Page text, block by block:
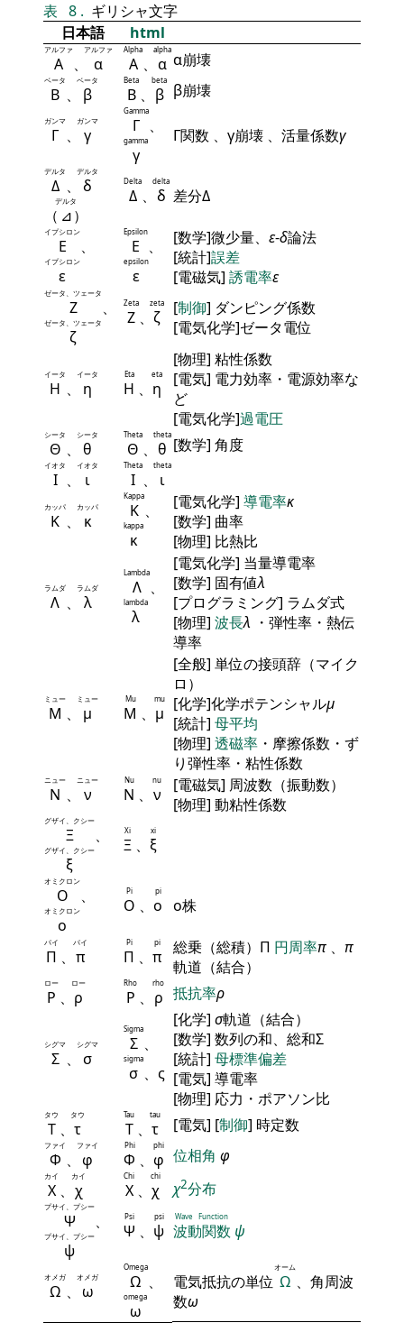
表 8 . ギリシャ文字
日本語
html
Α
アルファ
、 α
アルファ
Α
Alpha
、 α
alpha
α崩壊
Β
ベータ
、 β
ベータ
Β
Beta
、 β
beta
β崩壊
Γ
ガンマ
、 γ
ガンマ Γ
Gamma
、
γ
gamma Γ関数 、γ崩壊 、活量係数γ
Δ
デルタ
、 δ
デルタ
（ ⊿
デルタ
）
Δ
Delta
、 δ
delta
差分Δ
Ε
イプシロン
、
ε
イプシロン
Ε
Epsilon
、
ε
epsilon
[数学]微少量、 ε-δ論法
[統計]誤差
[電磁気] 誘電率ε
Ζ
ゼータ、ツェータ
、
ζ
ゼータ、ツェータ Ζ
Zeta
、 ζ
zeta [制御] ダンピング係数
[電気化学]ゼータ電位
Η
イータ
、 η
イータ
Η
Eta
、 η
eta
[物理] 粘性係数
[電気] 電力効率・電源効率な
ど
[電気化学]過電圧
Θ
シータ
、 θ
シータ
Θ
Theta
、 θ
theta
[数学] 角度
Ι
イオタ
、 ι
イオタ
Ι
Theta
、 ι
theta
Κ
カッパ
、 κ
カッパ Κ
Kappa
、
κ
kappa
[電気化学] 導電率κ
[数学] 曲率
[物理] 比熱比
Λ
ラムダ
、 λ
ラムダ Λ
Lambda
、
λ
lambda
[電気化学] 当量導電率
[数学] 固有値λ
[プログラミング] ラムダ式
[物理] 波長λ ・弾性率・熱伝
導率
Μ
ミュー
、 μ
ミュー
Μ
Mu
、 μ
mu
[全般] 単位の接頭辞（マイク
ロ）
[化学]化学ポテンシャルμ
[統計] 母平均
[物理] 透磁率 ・摩擦係数・ず
り弾性率・粘性係数
Ν
ニュー
、 ν
ニュー
Ν
Nu
、 ν
nu
[電磁気] 周波数（振動数）
[物理] 動粘性係数
Ξ
グザイ、クシー
、
ξ
グザイ、クシー Ξ
Xi
、 ξ
xi
Ο
オミクロン
、
ο
オミクロン Ο
Pi
、 ο
pi
ο株
Π
パイ
、 π
パイ
Π
Pi
、 π
pi 総乗（総積）Π 円周率π 、 π
軌道（結合）
Ρ
ロー
、 ρ
ロー
Ρ
Rho
、 ρ
rho
抵抗率ρ
Σ
シグマ
、 σ
シグマ Σ
Sigma
、
σ
sigma
、ς
[化学] σ軌道（結合）
[数学] 数列の和、総和Σ
[統計] 母標準偏差
[電気] 導電率
[物理] 応力・ポアソン比
Τ
タウ
、 τ
タウ
Τ
Tau
、 τ
tau
[電気] [制御] 時定数
Φ
ファイ
、 φ
ファイ
Φ
Phi
、 φ
phi
位相角 φ
Χ
カイ
、 χ
カイ
Χ
Chi
、 χ
chi
χ2分布
Ψ
プサイ、プシー
、
ψ
プサイ、プシー Ψ
Psi
、 ψ
psi
波動関数
Wave Function
ψ
Ω
オメガ
、 ω
オメガ Ω
Omega
、
ω
omega
電気抵抗の単位 Ω
オーム
、角周波
数ω